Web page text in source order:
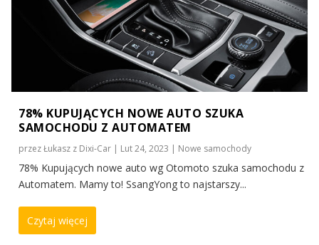
78% KUPUJĄCYCH NOWE AUTO SZUKA
SAMOCHODU Z AUTOMATEM
przezŁukasz z Dixi-Car | Lut 24, 2023 | Nowe samochody
78% Kupujących nowe auto wg Otomoto szuka samochodu z
Automatem. Mamy to! SsangYong to najstarszy...
Czytaj więcej